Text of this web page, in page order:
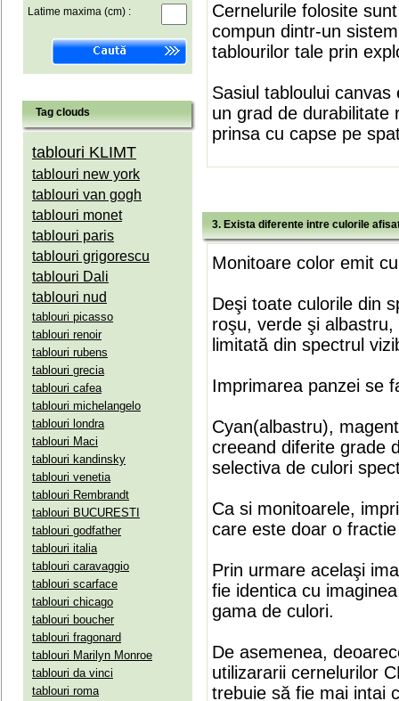
Latime maxima (cm) :
Tag clouds
tablouri KLIMT
tablouri new york
tablouri van gogh
tablouri monet
tablouri paris
tablouri grigorescu
tablouri Dali
tablouri nud
tablouri picasso
tablouri renoir
tablouri rubens
tablouri grecia
tablouri cafea
tablouri michelangelo
tablouri londra
tablouri Maci
tablouri kandinsky
tablouri venetia
tablouri Rembrandt
tablouri BUCURESTI
tablouri godfather
tablouri italia
tablouri caravaggio
tablouri scarface
tablouri chicago
tablouri boucher
tablouri fragonard
tablouri Marilyn Monroe
tablouri da vinci
tablouri roma
Cernelurile folosite
compun dintr-un
tablourilor tale prin
Sasiul tabloului
un grad de durabilitate
prinsa cu capse pe
3. Exista diferente intre culorile
Monitoare color emit
Deşi toate culorile din
roşu, verde şi
limitată din spectrul
Imprimarea panzei se
Cyan(albastru),
creeand diferite grade
selectiva de culori
Ca si monitoarele,
care este doar o
Prin urmare acelaşi
fie identica cu
gama de culori.
De asemenea,
utilizararii cernelurilor
trebuie să fie mai intai